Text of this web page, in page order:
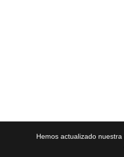
Hemos actualizado